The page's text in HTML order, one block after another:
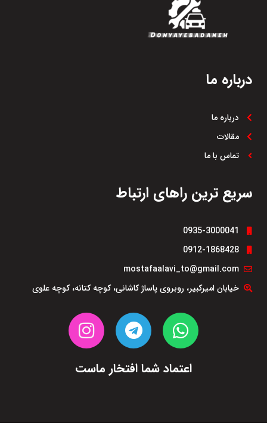
درباره ما
درباره ما
مقالات
تماس با ما
سریع ترین راهای ارتباط
0935-3000041
0912-1868428
mostafaalavi_to@gmail.com
خیابان امیرکبیر، روبروی پاساژ کاشانی، کوچه کتانه، کوچه علوی
اعتماد شما افتخار ماست